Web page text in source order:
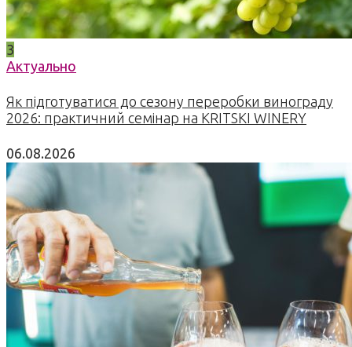
3
Актуально
Як підготуватися до сезону переробки винограду
2026: практичний семінар на KRITSKI WINERY
06.08.2026